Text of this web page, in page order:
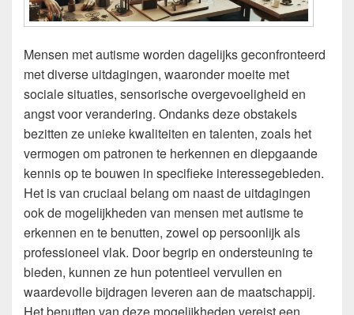
Mensen met autisme worden dagelijks geconfronteerd
met diverse uitdagingen, waaronder moeite met
sociale situaties, sensorische overgevoeligheid en
angst voor verandering. Ondanks deze obstakels
bezitten ze unieke kwaliteiten en talenten, zoals het
vermogen om patronen te herkennen en diepgaande
kennis op te bouwen in specifieke interessegebieden.
Het is van cruciaal belang om naast de uitdagingen
ook de mogelijkheden van mensen met autisme te
erkennen en te benutten, zowel op persoonlijk als
professioneel vlak. Door begrip en ondersteuning te
bieden, kunnen ze hun potentieel vervullen en
waardevolle bijdragen leveren aan de maatschappij.
Het benutten van deze mogelijkheden vereist een